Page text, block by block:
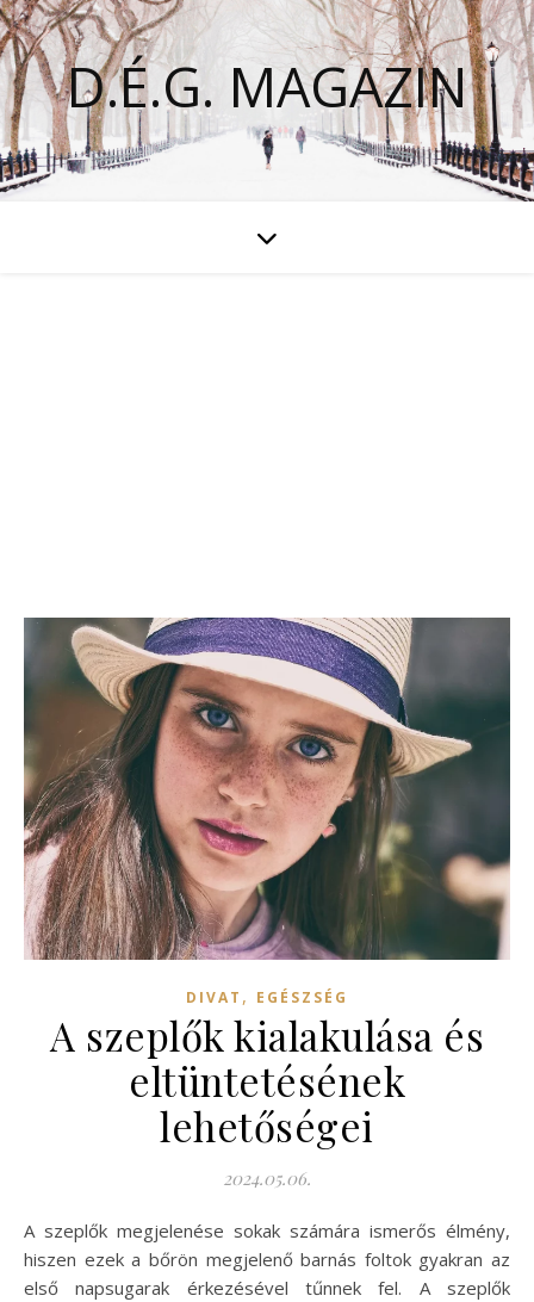
D.É.G. MAGAZIN
DIVAT , EGÉSZSÉG
A szeplők kialakulása és
eltüntetésének
lehetőségei
2024.05.06.
A szeplők megjelenése sokak számára ismerős élmény,
hiszen ezek a bőrön megjelenő barnás foltok gyakran az
első napsugarak érkezésével tűnnek fel. A szeplők